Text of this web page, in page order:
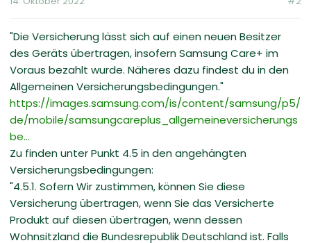
"Die Versicherung lässt sich auf einen neuen Besitzer
des Geräts übertragen, insofern Samsung Care+ im
Voraus bezahlt wurde. Näheres dazu findest du in den
Allgemeinen Versicherungsbedingungen."
https://images.samsung.com/is/content/samsung/p5/
de/mobile/samsungcareplus_allgemeineversicherungs
be...
Zu finden unter Punkt 4.5 in den angehängten
Versicherungsbedingungen:
"4.5.1. Sofern Wir zustimmen, können Sie diese
Versicherung übertragen, wenn Sie das Versicherte
Produkt auf diesen übertragen, wenn dessen
Wohnsitzland die Bundesrepublik Deutschland ist. Falls